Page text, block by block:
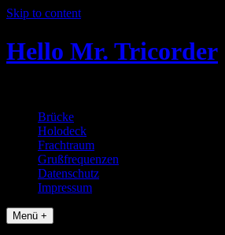
Skip to content
Hello Mr. Tricorder
Brücke
Holodeck
Frachtraum
Grußfrequenzen
Datenschutz
Impressum
Menü +